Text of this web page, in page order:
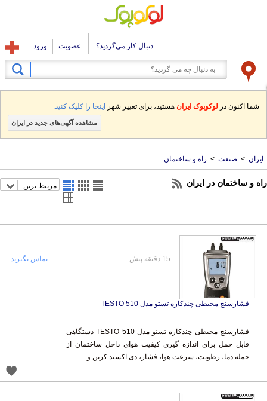
دنبال کار می‌گردید؟ عضویت ورود
شما اکنون در لوکوپوک ایران هستید، برای تغییر شهر اینجا را کلیک کنید.
مشاهده آگهی‌های جدید در ایران
ایران > صنعت > راه و ساختمان
راه و ساختمان در ایران مرتبط ترین
فشارسنج محیطی چندکاره تستو مدل TESTO 510
فشارسنج محیطی چندکاره تستو مدل TESTO 510 دستگاهی
قابل حمل برای اندازه گیری کیفیت هوای داخل ساختمان از
جمله دما، رطوبت، سرعت هوا، فشار، دی اکسید کربن و
15 دقیقه پیش تماس بگیرید